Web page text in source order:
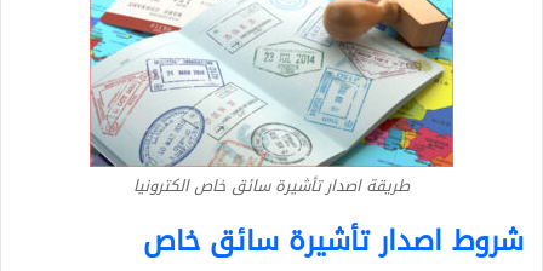
طريقة اصدار تأشيرة سائق خاص الكترونيا
شروط اصدار تأشيرة سائق خاص